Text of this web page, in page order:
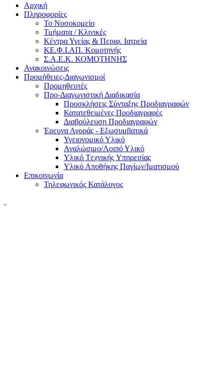
Αρχική
Πληροφορίες
Το Νοσοκομείο
Τμήματα / Κλινικές
Κέντρα Υγείας & Περιφ. Ιατρεία
ΚΕ.Φ.Ι.ΑΠ. Κομοτηνής
Σ.Α.Ε.Κ. ΚΟΜΟΤΗΝΗΣ
Ανακοινώσεις
Προμήθειες-Διαγωνισμοί
Προμηθευτές
Προ-Διαγωνιστική Διαδικασία
Προσκλήσεις Σύνταξης Προδιαγραφών
Κατατεθειμένες Προδιαγραφές
Διαβούλευση Προδιαγραφών
Έρευνα Αγοράς - Εξωσυμβατικά
Υγειονομικό Υλικό
Αναλώσιμο/Λοιπό Υλικό
Υλικό Tεχνικής Yπηρεσίας
Υλικό Αποθήκης Παγίων/Ιματισμού
Επικοινωνία
Τηλεφωνικός Κατάλογος